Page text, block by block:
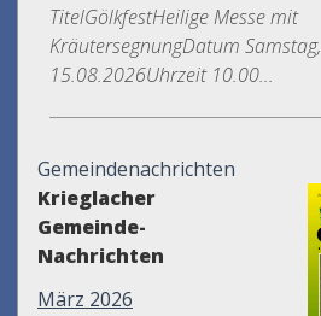
TitelGölkfestHeilige Messe mit
KräutersegnungDatum Samstag,
15.08.2026Uhrzeit 10.00...
Gemeindenachrichten
Krieglacher
Gemeinde-
Nachrichten
März 2026